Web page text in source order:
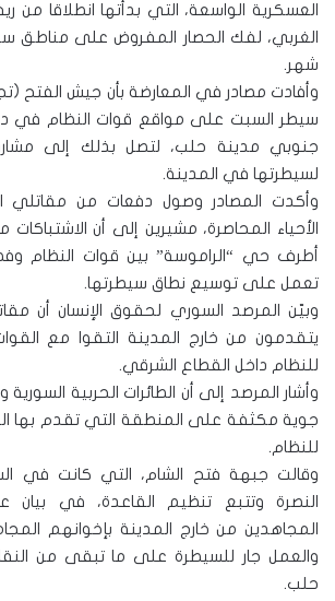
العسكرية الواسعة، التي بدأتها انطلاقا من
الغربي، لفك الحصار المفروض على مناطق
شهر.
وأفادت مصادر في المعارضة بأن جيش الفتح
سيطر السبت على مواقع قوات النظام في
جنوبي مدينة حلب، لتصل بذلك إلى
لسيطرتها في المدينة.
وأكدت المصادر وصول دفعات من مقاتلي
الأحياء المحاصرة، مشيرين إلى أن
أطرف حي “الراموسة” بين قوات النظام
تعمل على توسيع نطاق سيطرتها.
وبيّن المرصد السوري لحقوق الإنسان أن
يتقدمون من خارج المدينة التقوا مع
للنظام داخل القطاع الشرقي.
وأشار المرصد إلى أن الطائرات الحربية
جوية مكثفة على المنطقة التي تقدم بها
للنظام.
وقالت جبهة فتح الشام، التي كانت في
النصرة وتتبع تنظيم القاعدة، في بيان
المجاهدين من خارج المدينة بإخوانهم
والعمل جار للسيطرة على ما تبقى من
حلب.